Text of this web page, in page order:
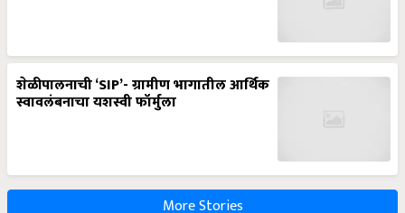
स्वावलंबनाचा यशस्वी फॉर्मुला
More Stories